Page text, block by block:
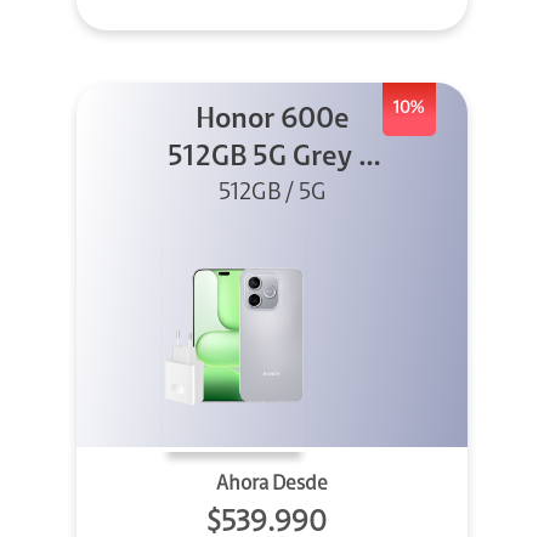
10%
Honor 600e
512GB 5G Grey +
45W
512GB / 5G
Ahora Desde
$539.990